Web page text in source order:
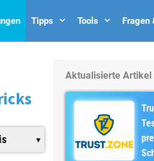
Tipps Tools Fragen
Aktualisierte Artikel